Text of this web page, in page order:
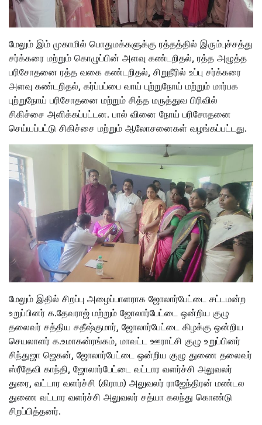
மேலும் இம் முகாமில் பொதுமக்களுக்கு ரத்தத்தில் இரும்புச்சத்து
சர்க்கரை மற்றும் கொழுப்பின் அளவு கண்டறிதல், ரத்த அழுத்த
பரிசோதனை ரத்த வகை கண்டறிதல், சிறுநீரில் உப்பு சர்க்கரை
அளவு கண்டறிதல், கர்ப்பப்பை வாய் புற்றுநோய் மற்றும் மார்பக
புற்றுநோய் பரிசோதனை மற்றும் சித்த மருத்துவ பிரிவில்
சிகிச்சை அளிக்கப்பட்டன. பால் வினை நோய் பரிசோதனை
செய்யப்பட்டு சிகிச்சை மற்றும் ஆலோசனைகள் வழங்கப்பட்டது.
மேலும் இதில் சிறப்பு அழைப்பாளராக ஜோலார்பேட்டை சட்டமன்ற
உறுப்பினர் க.தேவராஜ் மற்றும் ஜோலார்பேட்டை ஒன்றிய குழு
தலைவர் சத்திய சதீஷ்குமார், ஜோலார்பேட்டை கிழக்கு ஒன்றிய
செயலாளர் க.உமாகன்ரங்கம், மாவட்ட ஊராட்சி குழு உறுப்பினர்
சிந்துஜா ஜெகன், ஜோலார்பேட்டை ஒன்றிய குழு துணை தலைவர்
ஸ்ரீதேவி காந்தி, ஜோலார்பேட்டை வட்டார வளர்ச்சி அலுவலர்
துரை, வட்டார வளர்ச்சி (கிராம) அலுவலர் ராஜேந்திரன் மண்டல
துணை வட்டார வளர்ச்சி அலுவலர் சத்யா கலந்து கொண்டு
சிறப்பித்தனர்.